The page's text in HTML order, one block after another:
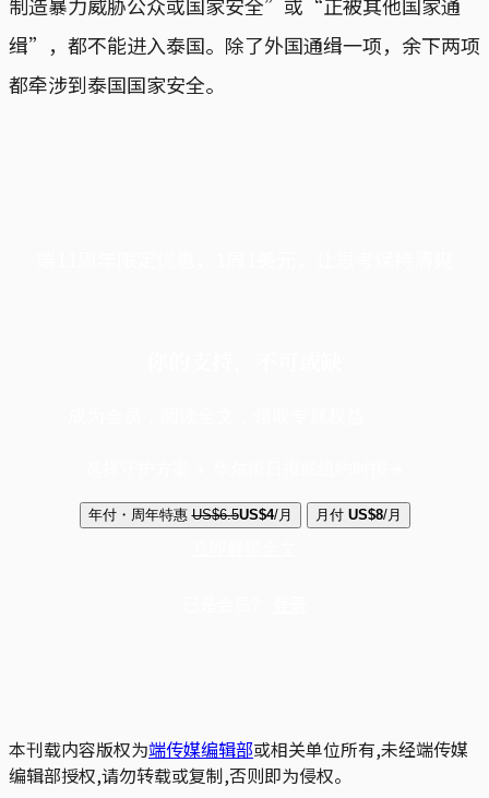
缉”，都不能进入泰国。除了外国通缉一项，余下两项
都牵涉到泰国国家安全。
年付・周年特惠 US$6.5US$4/月 月付 US$8/月
本刊载内容版权为端传媒编辑部或相关单位所有,未经端传媒
编辑部授权,请勿转载或复制,否则即为侵权。